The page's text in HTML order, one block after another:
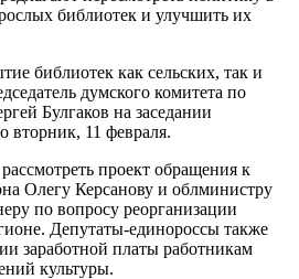
библиотек и улучшить их
библиотек как сельских, так и
думского комитета по
Булгаков на заседании
вторник, 11 февраля.
проект обращения к
Олегу Керсанову и облминистру
по вопросу реорганизации
Депутаты-единороссы также
заработной платы работникам
культуры.